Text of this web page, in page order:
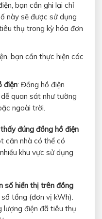
bạn cần ghi lại chỉ
này sẽ được sử dụng
thụ trong kỳ hóa đơn
bạn cần thực hiện các
điện: Đồng hồ điện
quan sát như tường
ngoài trời.
đúng đồng hồ điện
căn nhà có thể có
khu vực sử dụng
số hiển thị trên đồng
tổng (đơn vị kWh).
điện đã tiêu thụ